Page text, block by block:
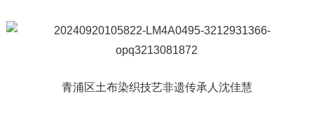
青浦区土布染织技艺非遗传承人沈佳慧